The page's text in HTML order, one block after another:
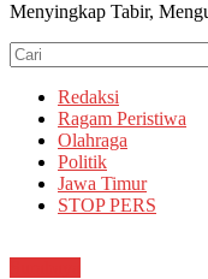
Menyingkap Tabir,
Redaksi
Ragam Peristiwa
Olahraga
Politik
Jawa Timur
STOP PERS